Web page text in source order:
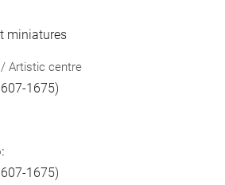
miniatures
Artistic centre
1675)
1675)